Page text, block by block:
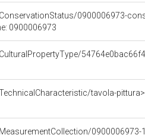
0900006973-
0900006973
tavola-pittura>
0900006973-